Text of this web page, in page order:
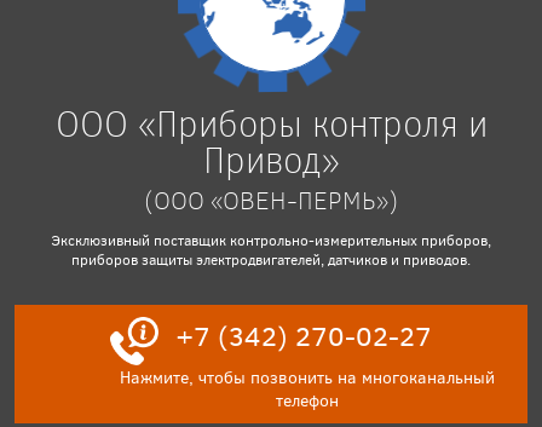
ООО «Приборы контроля и
Привод»
(ООО «ОВЕН-ПЕРМЬ»)
Эксклюзивный поставщик контрольно-измерительных приборов,
приборов защиты электродвигателей, датчиков и приводов.
+7 (342) 270-02-27
Нажмите, чтобы позвонить на многоканальный
телефон